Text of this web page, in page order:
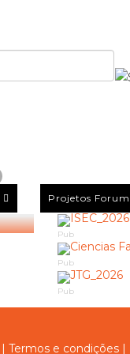
Projetos Forum
Pub
Pub
Pub
| Termos e condições |